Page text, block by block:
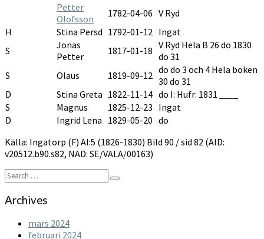
Petter
Olofsson
1782-04-06 V Ryd
H
Stina Persd 1792-01-12 Ingat
S
Jonas
Petter
1817-01-18 V Ryd Hela B 26 do 1830
do 31
S
Olaus 1819-09-12 do do 3 och 4 Hela boken
30 do 31
D
Stina Greta 1822-11-14 do I: Hufr: 1831 ____
S
Magnus 1825-12-23 Ingat
D
Ingrid Lena 1829-05-20 do
Källa: Ingatorp (F) AI:5 (1826-1830) Bild 90 / sid 82 (AID:
v20512.b90.s82, NAD: SE/VALA/00163)
Search
for:
Search
Archives
mars 2024
februari 2024